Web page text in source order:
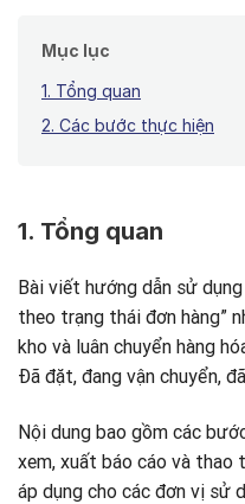
Mục lục
1. Tổng quan
2. Các bước thực hiện
1. Tổng quan
Bài viết hướng dẫn sử
theo trạng thái đơn hàng”
kho và luân chuyển hàng
Đã đặt, đang vận chuyển,
Nội dung bao gồm các
xem, xuất báo cáo và thao
áp dụng cho các đơn vị sử